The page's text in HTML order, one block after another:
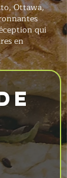
Ottawa,
qui
en